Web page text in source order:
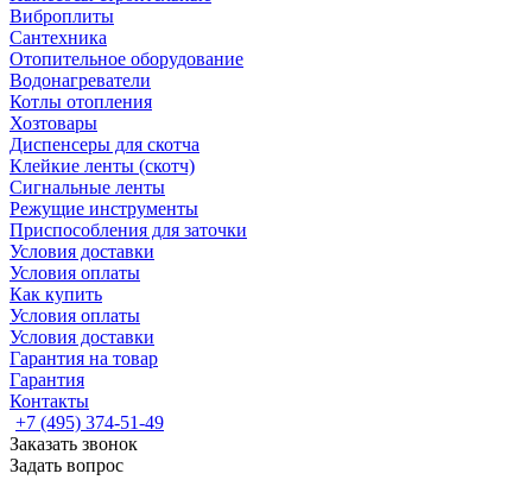
Виброплиты
Сантехника
Отопительное оборудование
Водонагреватели
Котлы отопления
Хозтовары
Диспенсеры для скотча
Клейкие ленты (скотч)
Сигнальные ленты
Режущие инструменты
Приспособления для заточки
Условия доставки
Условия оплаты
Как купить
Условия оплаты
Условия доставки
Гарантия на товар
Гарантия
Контакты
+7 (495) 374-51-49
Заказать звонок
Задать вопрос